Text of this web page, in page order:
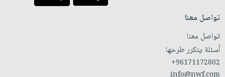
تواصل معنا
تواصل معنا
أسئلة يتكرر طرحها
+96171172802